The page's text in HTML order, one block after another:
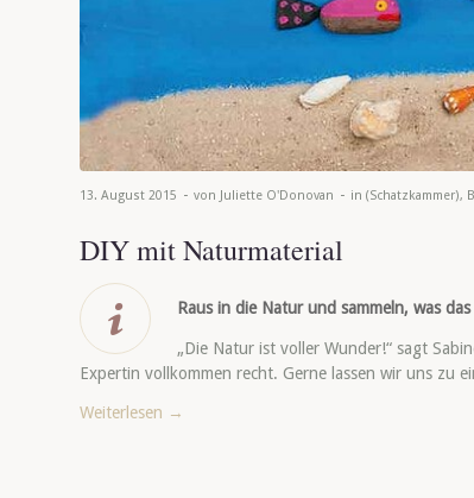
13. August 2015 - von Juliette O'Donovan - in (Schatzkammer),
DIY mit Naturmaterial
Raus in die Natur und sammeln, was
„Die Natur ist voller Wunder!“ sagt
Expertin vollkommen recht. Gerne lassen wir uns zu
Weiterlesen →